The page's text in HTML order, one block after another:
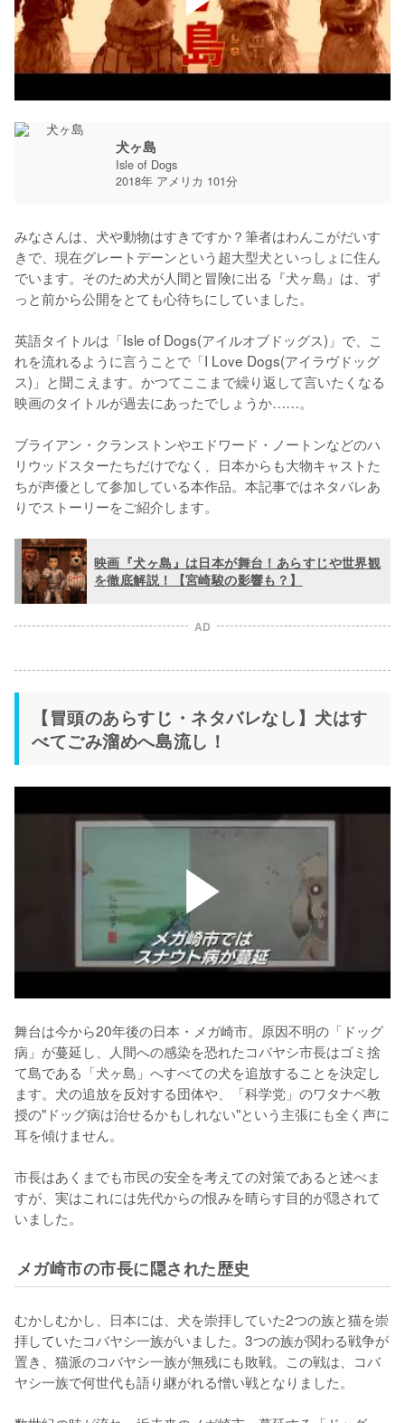
犬ヶ島
Isle of Dogs
2018年 アメリカ 101分
みなさんは、犬や動物はすきですか？筆者はわんこがだいす
きで、現在グレートデーンという超大型犬といっしょに住ん
でいます。そのため犬が人間と冒険に出る『犬ヶ島』は、ず
っと前から公開をとても心待ちにしていました。
英語タイトルは「Isle of Dogs(アイルオブドッグス)」で、こ
れを流れるように言うことで「I Love Dogs(アイラヴドッグ
ス)」と聞こえます。かつてここまで繰り返して言いたくなる
映画のタイトルが過去にあったでしょうか……。
ブライアン・クランストンやエドワード・ノートンなどのハ
リウッドスターたちだけでなく、日本からも大物キャストた
ちが声優として参加している本作品。本記事ではネタバレあ
りでストーリーをご紹介します。
映画『犬ヶ島』は日本が舞台！あらすじや世界観
を徹底解説！【宮崎駿の影響も？】
AD
【冒頭のあらすじ・ネタバレなし】犬はす
べてごみ溜めへ島流し！
舞台は今から20年後の日本・メガ崎市。原因不明の「ドッグ
病」が蔓延し、人間への感染を恐れたコバヤシ市長はゴミ捨
て島である「犬ヶ島」へすべての犬を追放することを決定し
ます。犬の追放を反対する団体や、「科学党」のワタナベ教
授の"ドッグ病は治せるかもしれない"という主張にも全く声に
耳を傾けません。
市長はあくまでも市民の安全を考えての対策であると述べま
すが、実はこれには先代からの恨みを晴らす目的が隠されて
いました。
メガ崎市の市長に隠された歴史
むかしむかし、日本には、犬を崇拝していた2つの族と猫を崇
拝していたコバヤシ一族がいました。3つの族が関わる戦争が
置き、猫派のコバヤシ一族が無残にも敗戦。この戦は、コバ
ヤシ一族で何世代も語り継がれる憎い戦となりました。